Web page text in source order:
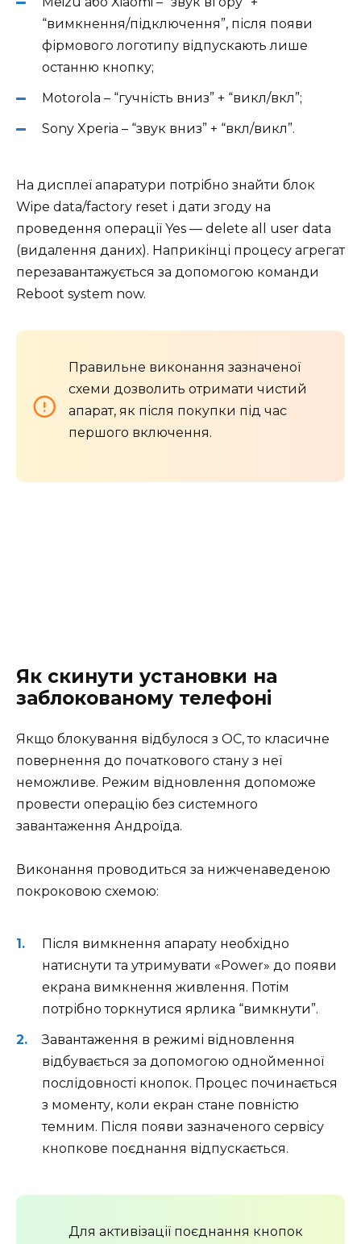
“вимкнення/підключення”, після появи
фірмового логотипу відпускають лише
останню кнопку;
Motorola – “гучність вниз” + “викл/вкл”;
Sony Xperia – “звук вниз” + “вкл/викл”.
На дисплеї апаратури потрібно знайти блок
Wipe data/factory reset і дати згоду на
проведення операції Yes — delete all user data
(видалення даних). Наприкінці процесу агрегат
перезавантажується за допомогою команди
Reboot system now.
Правильне виконання зазначеної
схеми дозволить отримати чистий
апарат, як після покупки під час
першого включення.
Як скинути установки на
заблокованому телефоні
Якщо блокування відбулося з ОС, то класичне
повернення до початкового стану з неї
неможливе. Режим відновлення допоможе
провести операцію без системного
завантаження Андроїда.
Виконання проводиться за нижченаведеною
покроковою схемою:
Після вимкнення апарату необхідно
натиснути та утримувати «Power» до появи
екрана вимкнення живлення. Потім
потрібно торкнутися ярлика “вимкнути”.
Завантаження в режимі відновлення
відбувається за допомогою однойменної
послідовності кнопок. Процес починається
з моменту, коли екран стане повністю
темним. Після появи зазначеного сервісу
кнопкове поєднання відпускається.
Для активізації поєднання кнопок